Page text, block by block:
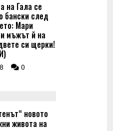
на Гала се
бански след
Мари
мъжът й на
си щерки!
0
новото
живота на